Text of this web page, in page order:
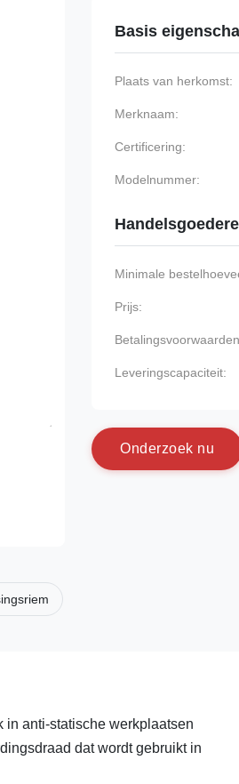
Basis
Plaats van herkomst:
Merknaam:
Certificering:
Modelnummer:
Minimale
Prijs:
Leveringscapaciteit:
Onderzoek nu
anti-statische werkplaatsen
dat wordt gebruikt in